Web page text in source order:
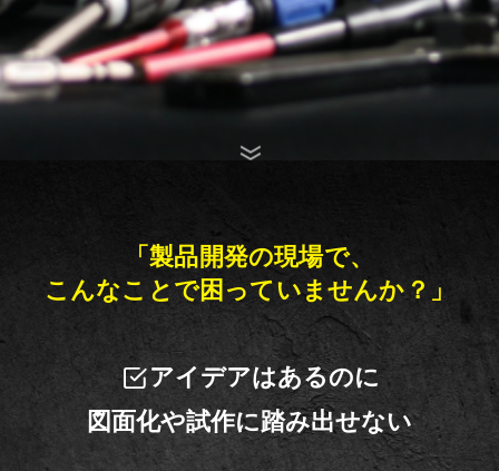
「製品開発の現場で、
こんなことで困っていませんか？」
アイデアはあるのに
図面化や試作に踏み出せない